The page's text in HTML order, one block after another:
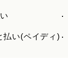
払い(ペイディ)